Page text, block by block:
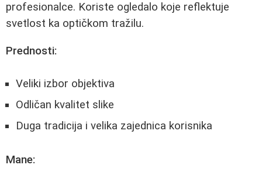
profesionalce. Koriste ogledalo koje reflektuje
svetlost ka optičkom tražilu.
Prednosti:
Veliki izbor objektiva
Odličan kvalitet slike
Duga tradicija i velika zajednica korisnika
Mane: